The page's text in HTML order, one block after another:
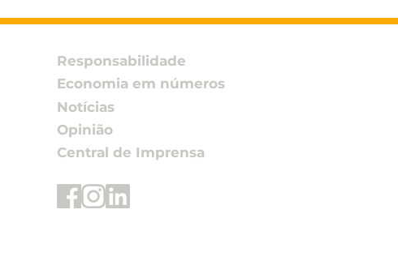
avança à final do Fi
com snack assado de
milho Non-GMO
Responsabilidade
Economia em números
Notícias
Opinião
Central de Imprensa